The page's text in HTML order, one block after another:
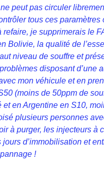
peut pas circuler
tous ces paramètres
refaire, je supprimerais le
Bolivie, la qualité de
niveau de souffre et
disposant d’une
mon véhicule et en
(moins de 50ppm de
et en Argentine en S10,
plusieurs personnes
à purger, les injecteurs à
d’immobilisation et
!